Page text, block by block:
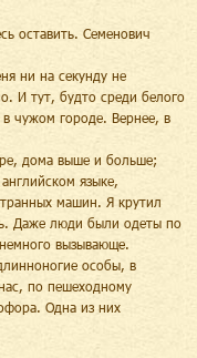
оставить. Семенович
ни на секунду не
И тут, будто среди белого
чужом городе. Вернее, в
дома выше и больше;
языке,
машин. Я крутил
Даже люди были одеты по
вызывающе.
особы, в
по пешеходному
Одна из них